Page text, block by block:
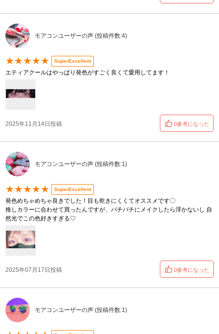
モアコンユーザーの声 (投稿件数:4)
★★★★★ SuperExcellent
エティアクールはやっぱり発色がすごく良くて愛用してます！
2025年11月14日投稿 0参考になった
モアコンユーザーの声 (投稿件数:1)
★★★★★ SuperExcellent
発色めちゃめちゃ良きでした！目も乾きにくくてオススメです〇
推しカラーに合わせて買ったんですが、バチバチにメイクしたら浮かないし 自
然光でこの色好きすぎる♡
2025年07月17日投稿 0参考になった
モアコンユーザーの声 (投稿件数:1)